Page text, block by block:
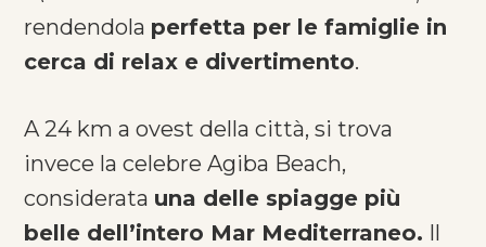
rendendola perfetta per le famiglie in
cerca di relax e divertimento.
A 24 km a ovest della città, si trova
invece la celebre Agiba Beach,
considerata una delle spiagge più
belle dell’intero Mar Mediterraneo. Il